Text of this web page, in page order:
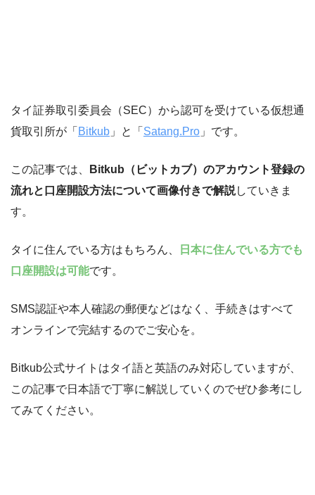
タイ証券取引委員会（SEC）から認可を受けている仮想通
貨取引所が「 Bitkub 」と「 Satang.Pro 」です。
この記事では、
Bitkub（ビットカブ）のアカウント登録の
流れと口座開設方法について画像付きで解説していきま
す。
タイに住んでいる方はもちろん、
日本に住んでいる方でも
口座開設は可能です。
SMS認証や本人確認の郵便などはなく、手続きはすべて
オンラインで完結するのでご安心を。
Bitkub公式サイトはタイ語と英語のみ対応していますが、
この記事で日本語で丁寧に解説していくのでぜひ参考にし
てみてください。